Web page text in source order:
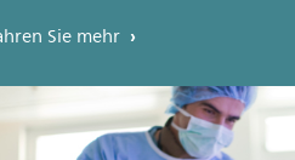
Sie mehr